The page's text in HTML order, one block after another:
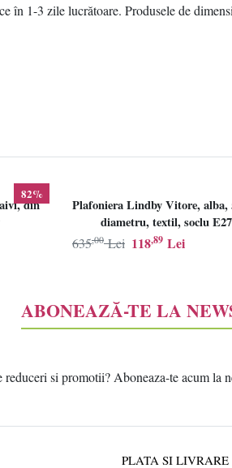
în 1-3 zile lucrătoare. Produsele de
82%
din
Plafoniera Lindby Vitore, alba,
diametru, textil, soclu E27
118,89 Lei
635,00 Lei
ABONEAZĂ-TE LA
si promotii? Aboneaza-te acum la
PLATA SI LIVRARE